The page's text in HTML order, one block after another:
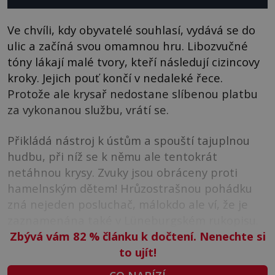
Ve chvíli, kdy obyvatelé souhlasí, vydává se do
ulic a začíná svou omamnou hru. Libozvučné
tóny lákají malé tvory, kteří následují cizincovy
kroky. Jejich pouť končí v nedaleké řece.
Protože ale krysař nedostane slíbenou platbu
za vykonanou službu, vrátí se.
Přikládá nástroj k ústům a spouští tajuplnou
hudbu, při níž se k němu ale tentokrát
netáhnou krysy. Zvuky jsou obráceny proti
hamelnským dětem! Hrůzostrašnou pohádku
zná nejeden posluchač, málokdo ale ví, že je
Zbývá vám 82 %článku k dočtení. Nenechte si
to ujít!